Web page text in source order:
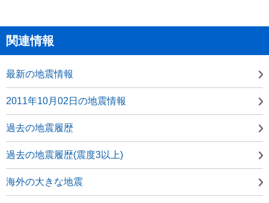
関連情報
最新の地震情報
2011年10月02日の地震情報
過去の地震履歴
過去の地震履歴(震度3以上)
海外の大きな地震